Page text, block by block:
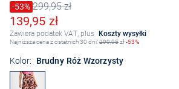
Cena obniżona o
-53%
Stara cena299,95 zł
Obniżona cena
139,95 zł
Zawiera podatek VAT, plus Koszty wysyłki
Najniższa cena z ostatnich 30 dni:299,95zł-53%
Kolor: Brudny Róż Wzorzysty